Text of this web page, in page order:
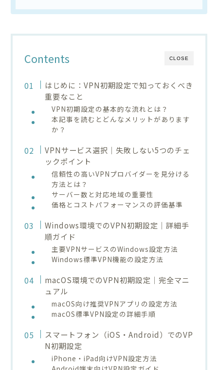
CLOSE
Contents
はじめに：VPN初期設定で知っておくべき
重要なこと
VPN初期設定の基本的な流れとは？
本記事を読むとどんなメリットがあります
か？
VPNサービス選択｜失敗しない5つのチェ
ックポイント
信頼性の高いVPNプロバイダーを見分ける
方法とは？
サーバー数と対応地域の重要性
価格とコストパフォーマンスの評価基準
Windows環境でのVPN初期設定｜詳細手
順ガイド
主要VPNサービスのWindows設定方法
Windows標準VPN機能の設定方法
macOS環境でのVPN初期設定｜完全マニ
ュアル
macOS向け推奨VPNアプリの設定方法
macOS標準VPN設定の詳細手順
スマートフォン（iOS・Android）でのVP
N初期設定
iPhone・iPad向けVPN設定方法